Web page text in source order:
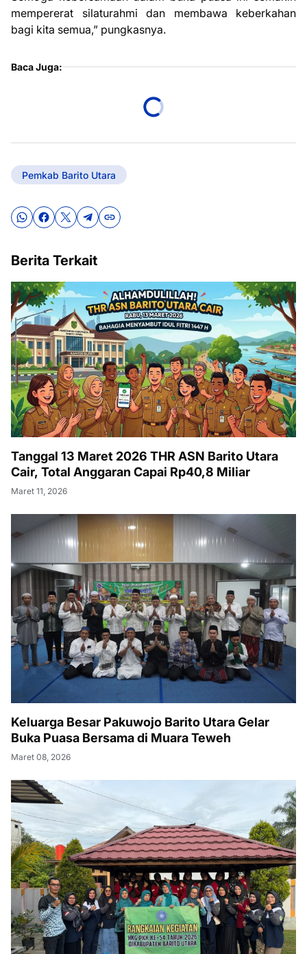
mempererat silaturahmi dan membawa keberkahan
bagi kita semua,” pungkasnya.
Baca Juga:
Pemkab Barito Utara
Berita Terkait
Tanggal 13 Maret 2026 THR ASN Barito Utara
Cair, Total Anggaran Capai Rp40,8 Miliar
Maret 11, 2026
Keluarga Besar Pakuwojo Barito Utara Gelar
Buka Puasa Bersama di Muara Teweh
Maret 08, 2026